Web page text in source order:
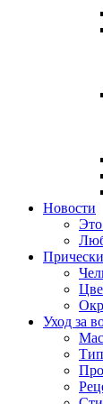
Новости
Уход за